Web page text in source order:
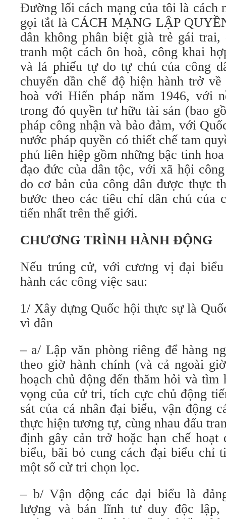
Đường lối cách mạng của tôi là cách
gọi tắt là CÁCH MẠNG LẬP
dân không phân biệt già trẻ gái trai,
tranh một cách ôn hoà, công khai
và lá phiếu tự do tự chủ của công
chuyển dần chế độ hiện hành trở
hoà với Hiến pháp năm 1946, với
trong đó quyền tư hữu tài sản (bao
pháp công nhận và bảo đảm, với
nước pháp quyền có thiết chế tam
phủ liên hiệp gồm những bậc tinh
đạo đức của dân tộc, với xã hội
do cơ bản của công dân được thực
bước theo các tiêu chí dân chủ của
tiến nhất trên thế giới.
CHƯƠNG TRÌNH HÀNH ĐỘNG
Nếu trúng cử, với cương vị đại
hành các công việc sau:
1/ Xây dựng Quốc hội thực sự là
vì dân
– a/ Lập văn phòng riêng để hàng
theo giờ hành chính (và cả ngoài
hoạch chủ động đến thăm hỏi và tìm
vọng của cử tri, tích cực chủ động
sát của cá nhân đại biểu, vận động
thực hiện tương tự, cùng nhau đấu
định gây cản trở hoặc hạn chế hoạt
biểu, bãi bỏ cung cách đại biểu chỉ
một số cử tri chọn lọc.
– b/ Vận động các đại biểu là
lượng và bản lĩnh tư duy độc lập,